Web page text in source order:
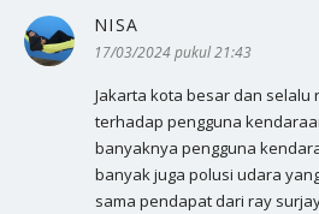
NISA
17/03/2024 pukul 21:43
Jakarta kota besar dan
terhadap pengguna
banyaknya pengguna
banyak juga polusi udara
sama pendapat dari ray